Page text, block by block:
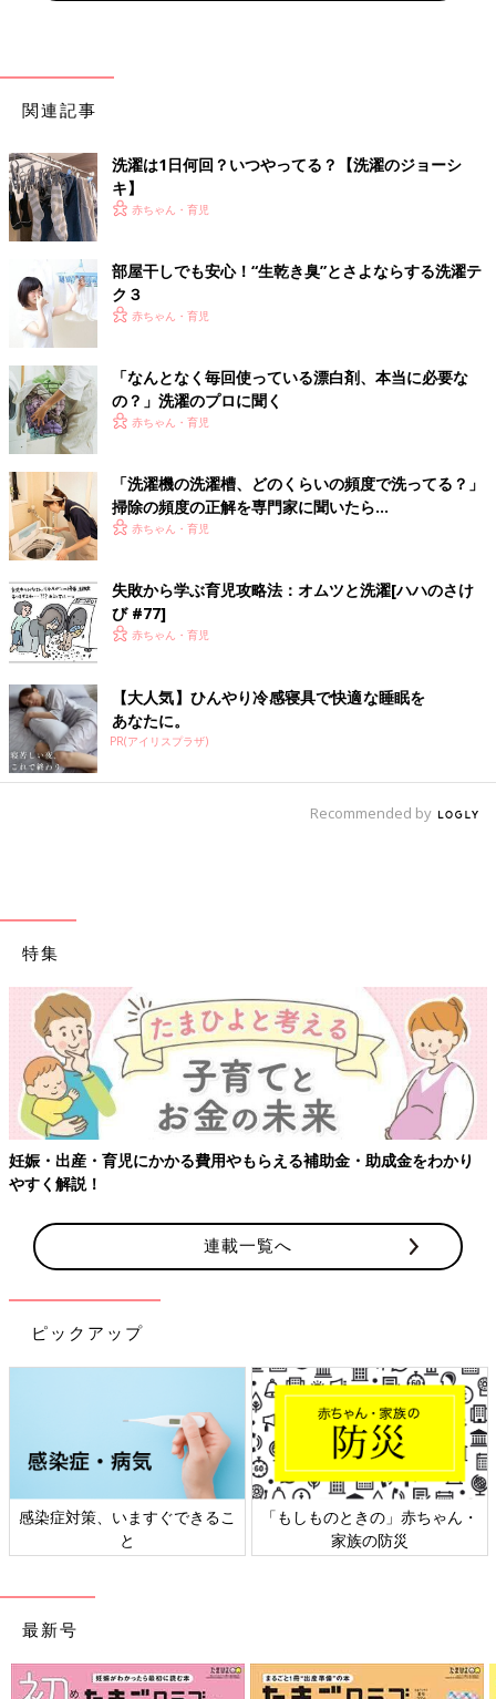
関連記事
洗濯は1日何回？いつやってる？【洗濯のジョーシ
キ】
赤ちゃん・育児
部屋干しでも安心！“生乾き臭”とさよならする洗濯テ
ク３
赤ちゃん・育児
「なんとなく毎回使っている漂白剤、本当に必要な
の？」洗濯のプロに聞く
赤ちゃん・育児
「洗濯機の洗濯槽、どのくらいの頻度で洗ってる？」
掃除の頻度の正解を専門家に聞いたら…
赤ちゃん・育児
失敗から学ぶ育児攻略法：オムツと洗濯[ハハのさけ
び #77]
赤ちゃん・育児
【大人気】ひんやり冷感寝具で快適な睡眠を
あなたに。
PR(アイリスプラザ)
Recommended by
特集
妊娠・出産・育児にかかる費用やもらえる補助金・助成金をわかり
やすく解説！
連載一覧へ
ピックアップ
感染症対策、いますぐできるこ
と
「もしものときの」赤ちゃん・
家族の防災
最新号